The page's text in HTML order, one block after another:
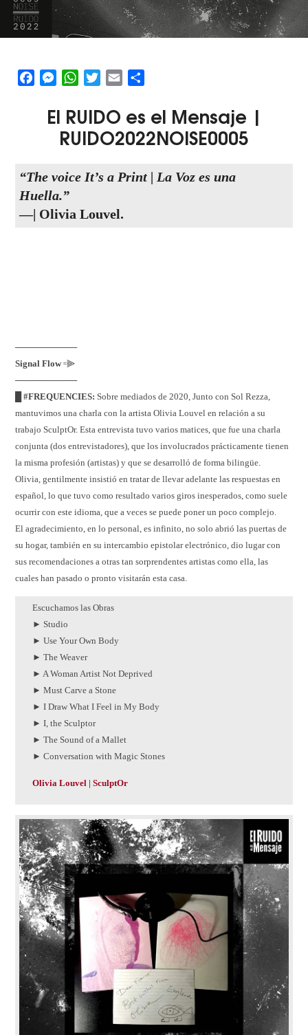
FacebookMessengerWhatsAppTwitterEmail
El RUIDO es el Mensaje |
RUIDO2022NOISE0005
“The voice It’s a Print | La Voz es una
Huella.”
—| Olivia Louvel.
──────────
Signal Flow꞊⫸
──────────
█ #FREQUENCIES:Sobre mediados de 2020, Junto con Sol Rezza,
mantuvimos una charla con la artista Olivia Louvel en relación a su
trabajo SculptOr. Esta entrevista tuvo varios matices, que fue una charla
conjunta (dos entrevistadores), que los involucrados prácticamente tienen
la misma profesión (artistas) y que se desarrolló de forma bilingüe.
Olivia, gentilmente insistió en tratar de llevar adelante las respuestas en
español, lo que tuvo como resultado varios giros inesperados, como suele
ocurrir con este idioma, que a veces se puede poner un poco complejo.
El agradecimiento, en lo personal, es infinito, no solo abrió las puertas de
su hogar, también en su intercambio epistolar electrónico, dio lugar con
sus recomendaciones a otras tan sorprendentes artistas como ella, las
cuales han pasado o pronto visitarán esta casa.
Escuchamos las Obras
► Studio
► Use Your Own Body
► The Weaver
► A Woman Artist Not Deprived
► Must Carve a Stone
► I Draw What I Feel in My Body
► I, the Sculptor
► The Sound of a Mallet
► Conversation with Magic Stones
Olivia Louvel |SculptOr